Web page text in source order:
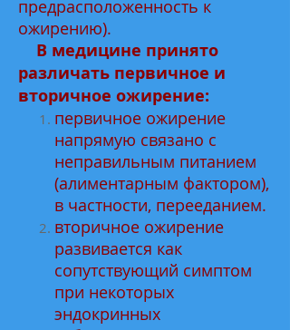
предрасположенность к
ожирению).
В медицине принято
различать первичное и
вторичное ожирение:
первичное ожирение
напрямую связано с
неправильным питанием
(алиментарным фактором),
в частности, перееданием.
вторичное ожирение
развивается как
сопутствующий симптом
при некоторых
эндокринных